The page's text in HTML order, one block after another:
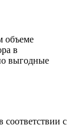
объеме
в
выгодные
соответствии с